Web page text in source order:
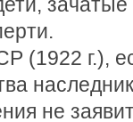
(1922 г.),
не